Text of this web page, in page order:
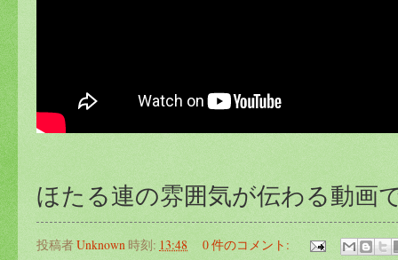
ほたる連の雰囲気が伝わる動画
投稿者Unknown時刻: 13:48 0 件のコメント: